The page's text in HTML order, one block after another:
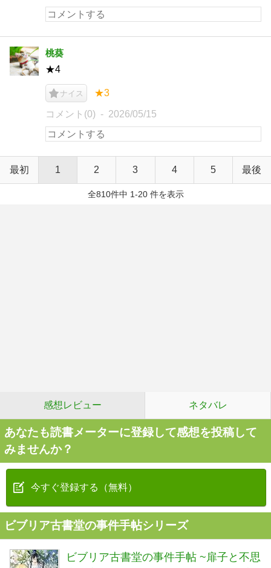
桃葵
★4
ナイス ★3
コメント(0) 2026/05/15
最初 1 2 3 4 5 最後
全810件中 1-20 件を表示
感想レビュー ネタバレ
あなたも読書メーターに登録して感想を投稿して
みませんか？
今すぐ登録する（無料）
ビブリア古書堂の事件手帖シリーズ
ビブリア古書堂の事件手帖 ~扉子と不思